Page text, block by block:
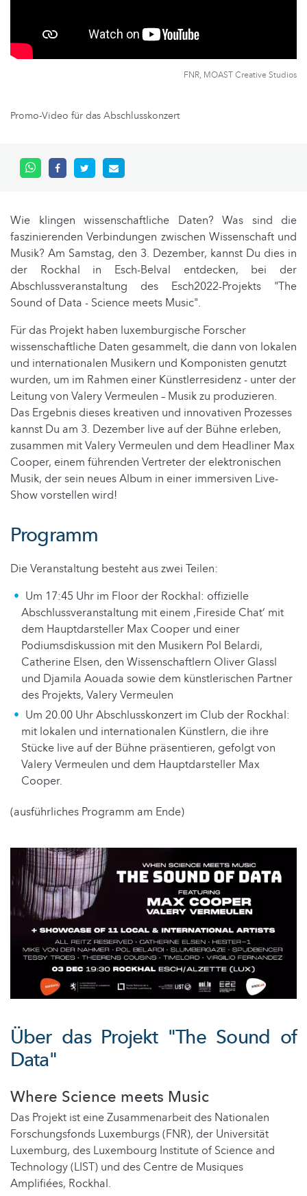
FNR, MOAST Creative Studios
Promo-Video für das Abschlusskonzert
Wie klingen wissenschaftliche Daten? Was sind die
faszinierenden Verbindungen zwischen Wissenschaft und
Musik? Am Samstag, den 3. Dezember, kannst Du dies in
der Rockhal in Esch-Belval entdecken, bei der
Abschlussveranstaltung des Esch2022-Projekts "The
Sound of Data - Science meets Music".
Für das Projekt haben luxemburgische Forscher
wissenschaftliche Daten gesammelt, die dann von lokalen
und internationalen Musikern und Komponisten genutzt
wurden, um im Rahmen einer Künstlerresidenz - unter der
Leitung von Valery Vermeulen – Musik zu produzieren.
Das Ergebnis dieses kreativen und innovativen Prozesses
kannst Du am 3. Dezember live auf der Bühne erleben,
zusammen mit Valery Vermeulen und dem Headliner Max
Cooper, einem führenden Vertreter der elektronischen
Musik, der sein neues Album in einer immersiven Live-
Show vorstellen wird!
Programm
Die Veranstaltung besteht aus zwei Teilen:
Um 17:45 Uhr im Floor der Rockhal: offizielle
Abschlussveranstaltung mit einem ‚Fireside Chat‘ mit
dem Hauptdarsteller Max Cooper und einer
Podiumsdiskussion mit den Musikern Pol Belardi,
Catherine Elsen, den Wissenschaftlern Oliver Glassl
und Djamila Aouada sowie dem künstlerischen Partner
des Projekts, Valery Vermeulen
Um 20.00 Uhr Abschlusskonzert im Club der Rockhal:
mit lokalen und internationalen Künstlern, die ihre
Stücke live auf der Bühne präsentieren, gefolgt von
Valery Vermeulen und dem Hauptdarsteller Max
Cooper.
(ausführliches Programm am Ende)
Über das Projekt "The Sound of
Data"
Where Science meets Music
Das Projekt ist eine Zusammenarbeit des Nationalen
Forschungsfonds Luxemburgs (FNR), der Universität
Luxemburg, des Luxembourg Institute of Science and
Technology (LIST) und des Centre de Musiques
Amplifiées, Rockhal.